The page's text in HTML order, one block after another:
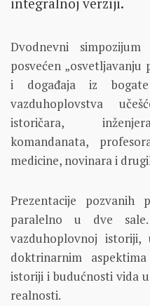
Dvodnevni
posvećen „osvetljavanju
i događaja iz
vazduhoplovstva
istoričara,
komandanata,
medicine, novinara i
Prezentacije pozvanih
paralelno u dve
vazduhoplovnoj
doktrinarnim
istoriji i budućnosti vida
realnosti.